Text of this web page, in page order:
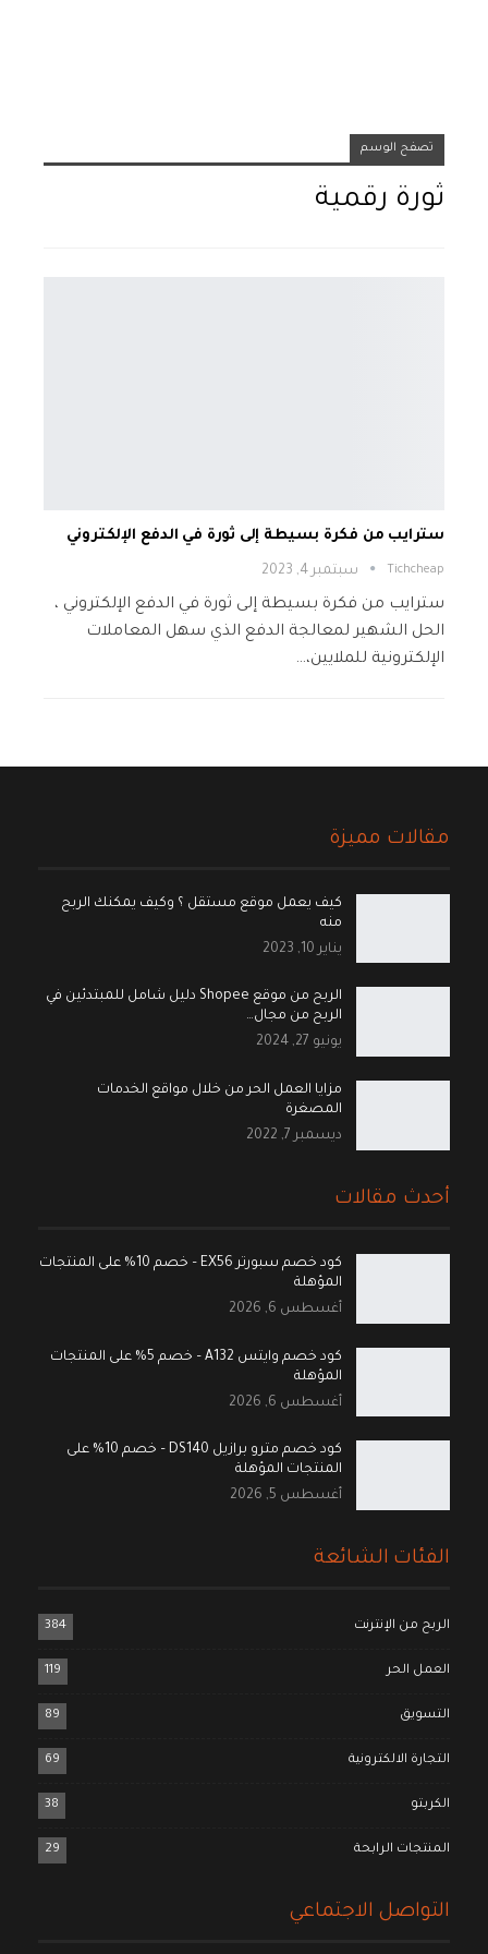
تصفح الوسم
ثورة رقمية
سترايب من فكرة بسيطة إلى ثورة في الدفع الإلكتروني
Tichcheap سبتمبر 4, 2023
سترايب من فكرة بسيطة إلى ثورة في الدفع الإلكتروني ،
الحل الشهير لمعالجة الدفع الذي سهل المعاملات
الإلكترونية للملايين،…
مقالات مميزة
كيف يعمل موقع مستقل ؟ وكيف يمكنك الربح
منه
يناير 10, 2023
الربح من موقع Shopee دليل شامل للمبتدئين في
الربح من مجال…
يونيو 27, 2024
مزايا العمل الحر من خلال مواقع الخدمات
المصغرة
ديسمبر 7, 2022
أحدث مقالات
كود خصم سبورتر EX56 – خصم 10% على المنتجات
المؤهلة
أغسطس 6, 2026
كود خصم وايتس A132 – خصم 5% على المنتجات
المؤهلة
أغسطس 6, 2026
كود خصم مترو برازيل DS140 – خصم 10% على
المنتجات المؤهلة
أغسطس 5, 2026
الفئات الشائعة
الربح من الإنترنت 384
العمل الحر 119
التسويق 89
التجارة الالكترونية 69
الكربتو 38
المنتجات الرابحة 29
التواصل الاجتماعي